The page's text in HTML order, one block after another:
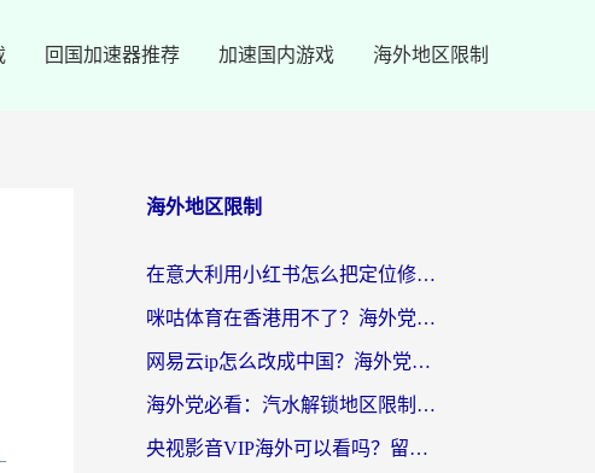
回国加速器推荐 加速国内游戏 海外地区限制
海外地区限制
在意大利用小红书怎么把定位修改到中国国内？3个实用技巧+1个靠谱工具帮你搞定
咪咕体育在香港用不了？海外党必看的回国加速器选择指南（附3个真实场景解决方案）
网易云ip怎么改成中国？海外党听音乐听书的无痛解决方案
海外党必看：汽水解锁地区限制怎么解除？3招解决国内影音&生活服务难题
央视影音VIP海外可以看吗？留学生亲测有效的回国加速器选择指南